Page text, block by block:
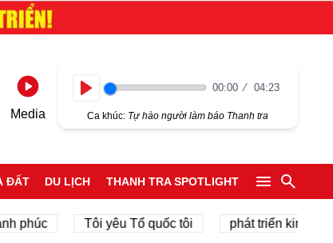
Media
00:00 04:23
Ca khúc: Tự hào người làm báo Thanh tra
ĐẤT DU LỊCH THANH TRA SPOTLIGHT
Tôi yêu Tổ quốc tôi phát triển kinh tế tư nhân